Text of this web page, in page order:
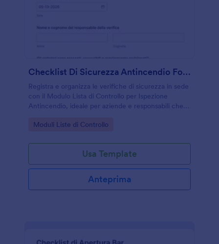
Checklist Di Sicurezza Antincendio Form
Registra e organizza le verifiche di sicurezza in sede
con il Modulo Lista di Controllo per Ispezione
Antincendio, ideale per aziende e responsabili che
Go to Category:
Moduli Liste di Controllo
Usa Template
Anteprima